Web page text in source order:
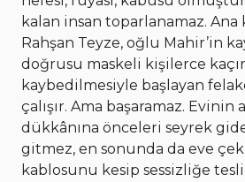
kalan insan toparlanamaz.
Rahşan Teyze, oğlu Mahir’in
doğrusu maskeli kişilerce
kaybedilmesiyle başlayan
çalışır. Ama başaramaz. Evinin
dükkânına önceleri seyrek
gitmez, en sonunda da eve
kablosunu kesip sessizliğe